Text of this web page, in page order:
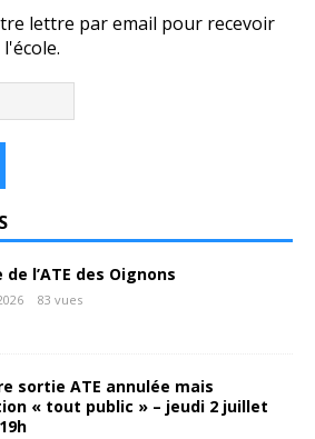
lettre par email pour recevoir
de l’ATE des Oignons
83 vues
sortie ATE annulée mais
« tout public » – jeudi 2 juillet